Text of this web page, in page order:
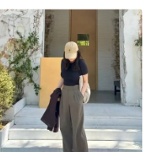
已经停产，大家可以
这个品牌有色号很全
Brown 芭比·波朗的哑光
的哪盒我用了快4年，